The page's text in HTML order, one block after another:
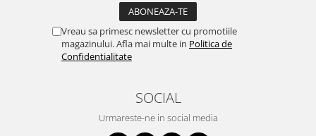
Vreau sa primesc newsletter cu promotiile
magazinului. Afla mai multe in Politica de
Confidentialitate
SOCIAL
Urmareste-ne in social media